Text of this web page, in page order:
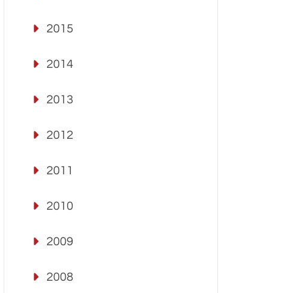
2015
2014
2013
2012
2011
2010
2009
2008